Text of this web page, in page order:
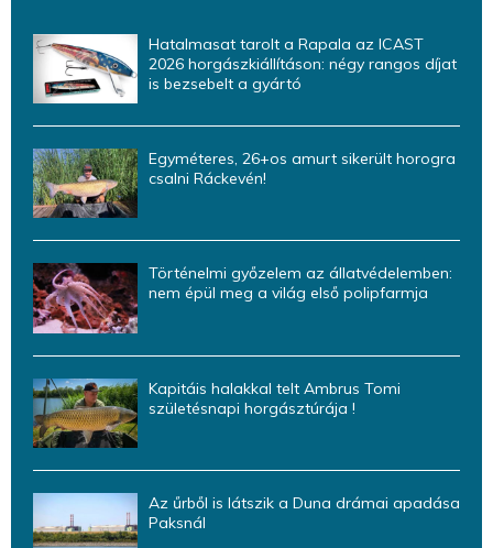
Hatalmasat tarolt a Rapala az ICAST
2026 horgászkiállításon: négy rangos díjat
is bezsebelt a gyártó
Egyméteres, 26+os amurt sikerült horogra
csalni Ráckevén!
Történelmi győzelem az állatvédelemben:
nem épül meg a világ első polipfarmja
Kapitáis halakkal telt Ambrus Tomi
születésnapi horgásztúrája !
Az űrből is látszik a Duna drámai apadása
Paksnál